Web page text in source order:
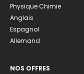
Physique Chimie
Anglais
Espagnol
Allemand
NOS OFFRES